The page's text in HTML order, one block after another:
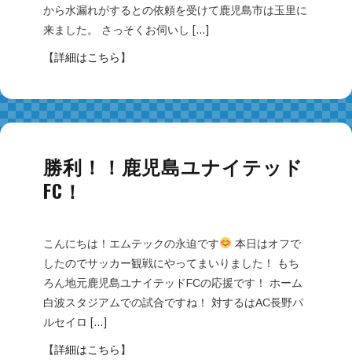
から水漏れがするとの依頼を受けて鹿児島市は玉里に
来ました。 さっそくお伺いし […]
【詳細はこちら 】
勝利！！鹿児島ユナイテッド
FC！
こんにちは！エムテックの永迫です
本日はオフで
したのでサッカー観戦にやってまいりました！ もち
ろん地元鹿児島ユナイテッドFCの応援です！ ホーム
白波スタジアムでの試合ですね！ 対するはAC長野パ
ルセイロ […]
【詳細はこちら 】